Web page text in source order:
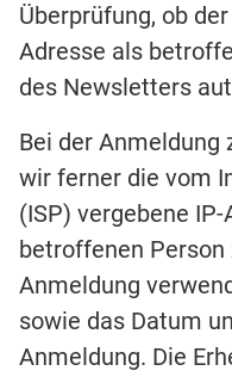
Überprüfung, ob
Adresse als
des Newsletters
Bei der
wir ferner die vom
(ISP) vergebene
betroffenen
Anmeldung
sowie das Datum
Anmeldung. Die